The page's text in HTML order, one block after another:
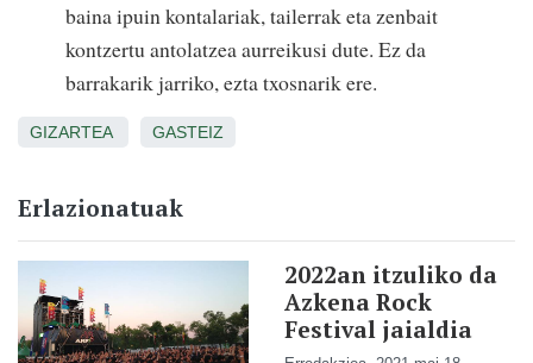
baina ipuin kontalariak, tailerrak eta zenbait
kontzertu antolatzea aurreikusi dute. Ez da
barrakarik jarriko, ezta txosnarik ere.
GIZARTEA GASTEIZ
Erlazionatuak
2022an itzuliko da
Azkena Rock
Festival jaialdia